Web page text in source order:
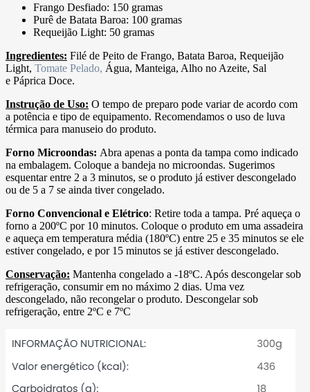
Frango Desfiado: 150 gramas
Purê de Batata Baroa: 100 gramas
Requeijão Light: 50 gramas
Ingredientes: Filé de Peito de Frango, Batata Baroa, Requeijão
Light, Tomate Pelado, Água, Manteiga, Alho no Azeite, Sal
e Páprica Doce.
Instrução de Uso: O tempo de preparo pode variar de acordo com
a potência e tipo de equipamento. Recomendamos o uso de luva
térmica para manuseio do produto.
Forno Microondas: Abra apenas a ponta da tampa como indicado
na embalagem. Coloque a bandeja no microondas. Sugerimos
esquentar entre 2 a 3 minutos, se o produto já estiver descongelado
ou de 5 a 7 se ainda tiver congelado.
Forno Convencional e Elétrico: Retire toda a tampa. Pré aqueça o
forno a 200ºC por 10 minutos. Coloque o produto em uma assadeira
e aqueça em temperatura média (180ºC) entre 25 e 35 minutos se ele
estiver congelado, e por 15 minutos se já estiver descongelado.
Conservação: Mantenha congelado a -18ºC. Após descongelar sob
refrigeração, consumir em no máximo 2 dias. Uma vez
descongelado, não recongelar o produto. Descongelar sob
refrigeração, entre 2ºC e 7ºC